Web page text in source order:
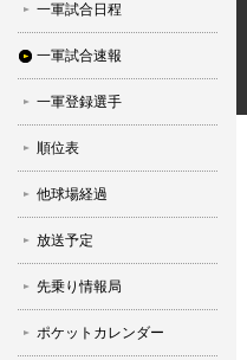
一軍試合日程
一軍試合速報
一軍登録選手
順位表
他球場経過
放送予定
先乗り情報局
ポケットカレンダー